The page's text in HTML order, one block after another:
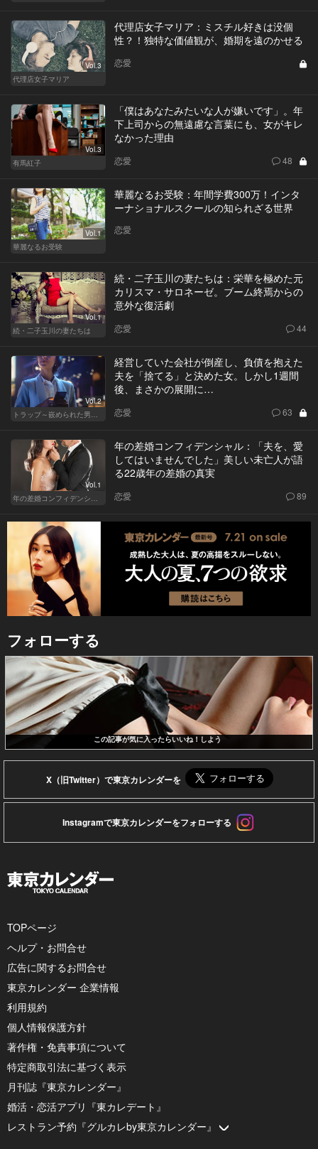
Vol.3
代理店女子マリア
代理店女子マリア：ミスチル好きは没個
性？！独特な価値観が、婚期を遠のかせる
恋愛
Vol.3
有馬紅子
「僕はあなたみたいな人が嫌いです」。年
下上司からの無遠慮な言葉にも、女がキレ
なかった理由
恋愛 48
Vol.1
華麗なるお受験
華麗なるお受験：年間学費300万！インタ
ーナショナルスクールの知られざる世界
恋愛
Vol.1
続・二子玉川の妻たちは
続・二子玉川の妻たちは：栄華を極めた元
カリスマ・サロネーゼ。ブーム終焉からの
意外な復活劇
恋愛 44
Vol.2
経営していた会社が倒産し、負債を抱えた
夫を「捨てる」と決めた女。しかし1週間
後、まさかの展開に…
恋愛 63
Vol.1
年の差婚コンフィデンシャル：「夫を、愛
してはいませんでした」美しい未亡人が語
る22歳年の差婚の真実
恋愛 89
フォローする
この記事が気に入ったらいいね！しよう
X（旧Twitter）で東京カレンダーを
Instagramで東京カレンダーをフォローする
TOPページ
ヘルプ・お問合せ
広告に関するお問合せ
東京カレンダー 企業情報
利用規約
個人情報保護方針
著作権・免責事項について
特定商取引法に基づく表示
月刊誌『東京カレンダー』
婚活・恋活アプリ『東カレデート』
レストラン予約『グルカレby東京カレンダー』